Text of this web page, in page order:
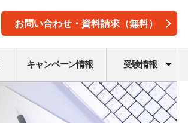
お問い合わせ・資料請求（無料）
キャンペーン情報 受験情報